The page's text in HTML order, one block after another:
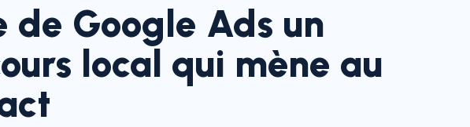
de Google Ads un
local qui mène au